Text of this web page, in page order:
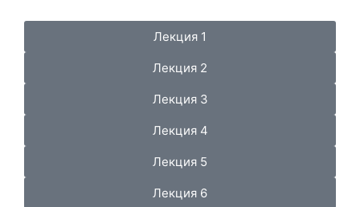
Лекция 1
Лекция 2
Лекция 3
Лекция 4
Лекция 5
Лекция 6